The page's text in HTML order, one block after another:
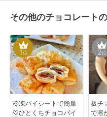
その他のチョコレート
1位
冷凍パイシートで簡単
♡ひとくちチョコパイ
2位
板チ
で溶